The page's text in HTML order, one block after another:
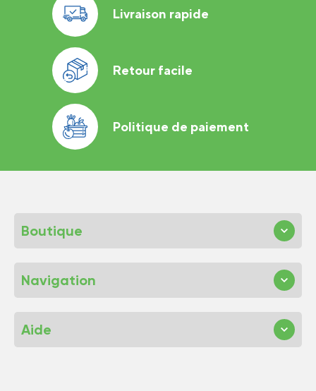
Livraison rapide
Retour facile
Politique de paiement
Boutique
Navigation
Aide